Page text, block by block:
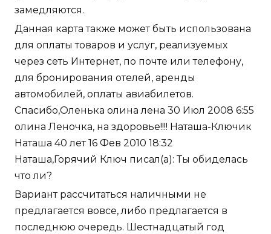
замедляются.
Данная карта также может быть использована
для оплаты товаров и услуг, реализуемых
через сеть Интернет, по почте или телефону,
для бронирования отелей, аренды
автомобилей, оплаты авиабилетов.
Спасибо,Оленька олина лена 30 Июл 2008 6:55
олина Леночка, на здоровье!!!! Наташа-Ключик
Наташа 40 лет 16 Фев 2010 18:32
Наташа,Горячий Ключ писал(а): Ты обиделась
что ли?
Вариант рассчитаться наличными не
предлагается вовсе, либо предлагается в
последнюю очередь. Шестнадцатый год